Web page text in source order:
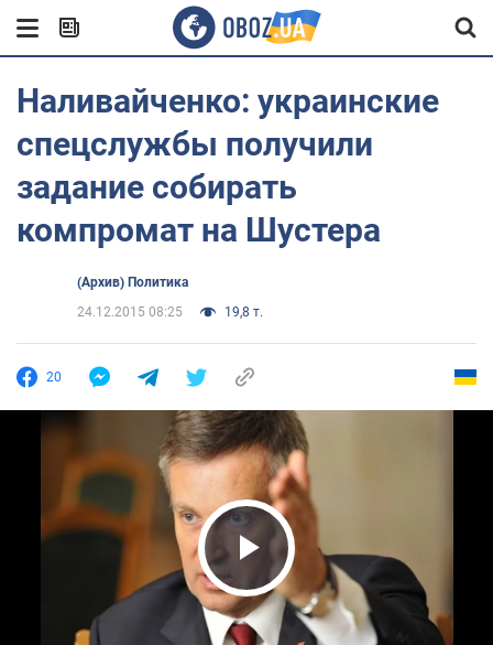
Наливайченко: украинские
спецслужбы получили
задание собирать
компромат на Шустера
(Архив) Политика
24.12.2015 08:25
19,8 т.
20
Play Video